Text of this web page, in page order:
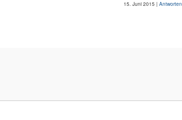
15. Juni 2015 | Antworten